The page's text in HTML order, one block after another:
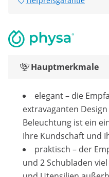
Hauptmerkmale
elegant – die
extravaganten
Beleuchtung ist ein
Ihre Kundschaft und
praktisch – der
und 2 Schubladen